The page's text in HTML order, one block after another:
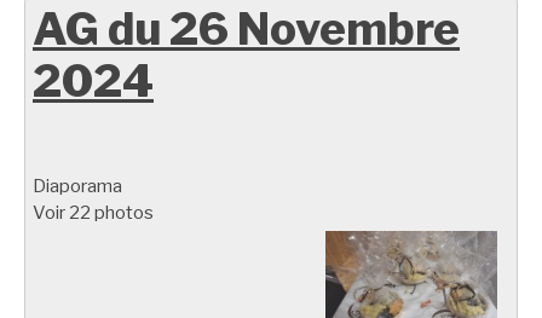
AG du 26 Novembre
2024
Diaporama
Voir 22 photos